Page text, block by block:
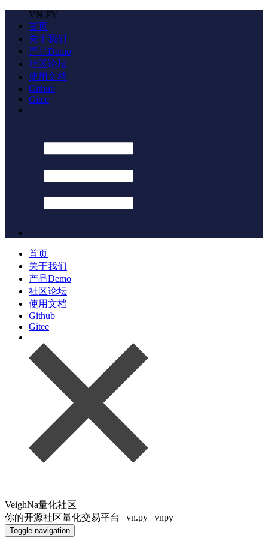
VN.PY
首页
关于我们
产品Demo
社区论坛
使用文档
Github
Gitee
首页
关于我们
产品Demo
社区论坛
使用文档
Github
Gitee
VeighNa量化社区
你的开源社区量化交易平台 | vn.py | vnpy
Toggle navigation